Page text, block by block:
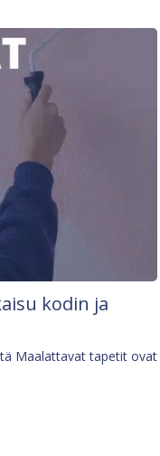
kodin ja
Maalattavat tapetit ovat